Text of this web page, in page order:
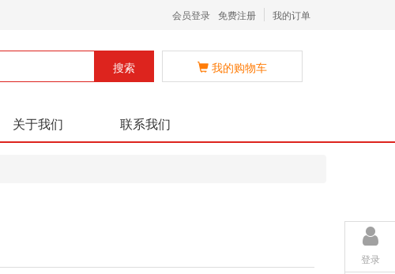
会员登录 免费注册 我的订单
搜索 我的购物车
关于我们 联系我们
登录